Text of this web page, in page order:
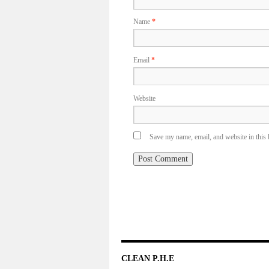
Name *
Email *
Website
Save my name, email, and website in
CLEAN P.H.E